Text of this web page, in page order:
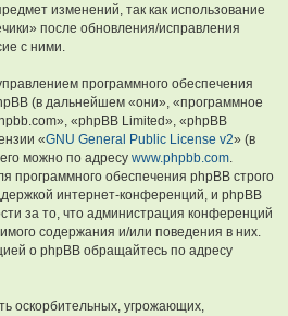
изменений, так как использование
после обновления/исправления
с ними.
программного обеспечения
(в дальнейшем «они», «программное
«phpBB Limited», «phpBB
«GNU General Public License v2» (в
можно по адресу www.phpbb.com.
программного обеспечения phpBB строго
интернет-конференций, и phpBB
за то, что администрация конференций
содержания и/или поведения в них.
о phpBB обращайтесь по адресу
оскорбительных, угрожающих,